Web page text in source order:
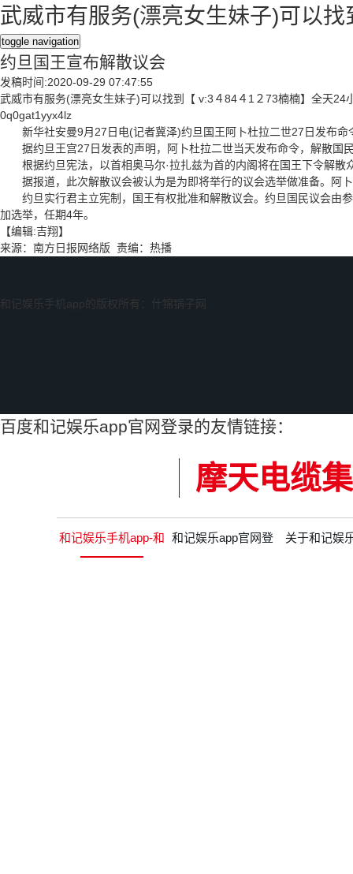
武威市有服务(漂亮女生妹子)可以
toggle navigation
约旦国王宣布解散议会
发稿时间:2020-09-29 07:47:55
武威市有服务(漂亮女生妹子)可以找到【 v:3４84４1２73楠楠】全天
0q0gat1yyx4lz
新华社安曼9月27日电(记者冀泽)约旦国王阿卜杜拉二世27日发布命
据约旦王宫27日发表的声明，阿卜杜拉二世当天发布命令，解散国
根据约旦宪法，以首相奥马尔·拉扎兹为首的内阁将在国王下令解散
据报道，此次解散议会被认为是为即将举行的议会选举做准备。阿
约旦实行君主立宪制，国王有权批准和解散议会。约旦国民议会由参
加选举，任期4年。
【编辑:吉翔】
来源：南方日报网络版 责编：热播
和记娱乐手机app的版权所有：什锦锅子网
百度和记娱乐app官网登录的友情链接：
摩天电缆
和记娱乐手机app-和 和记娱乐app官网登 关于和记娱